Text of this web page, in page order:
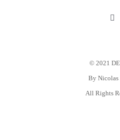
© 2021
By Nicolas
All Rights